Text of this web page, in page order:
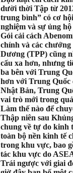
dười thời Tập từ
trung bình” có cơ
nghiệm và sự ủng
Gói cải cách
chính và các
Dương (TPP) cũng
cấu xa hơn, nhưng
ba bên với Trung
hơn với Trung
Nhật Bản, Trung
vai trò mới trong
Làm thế nào để
Thập niên sau
chung về tự do kinh
toàn bộ nền kinh tế
trong khu vực, bao
tác khu vực do
Trái ngược với giai